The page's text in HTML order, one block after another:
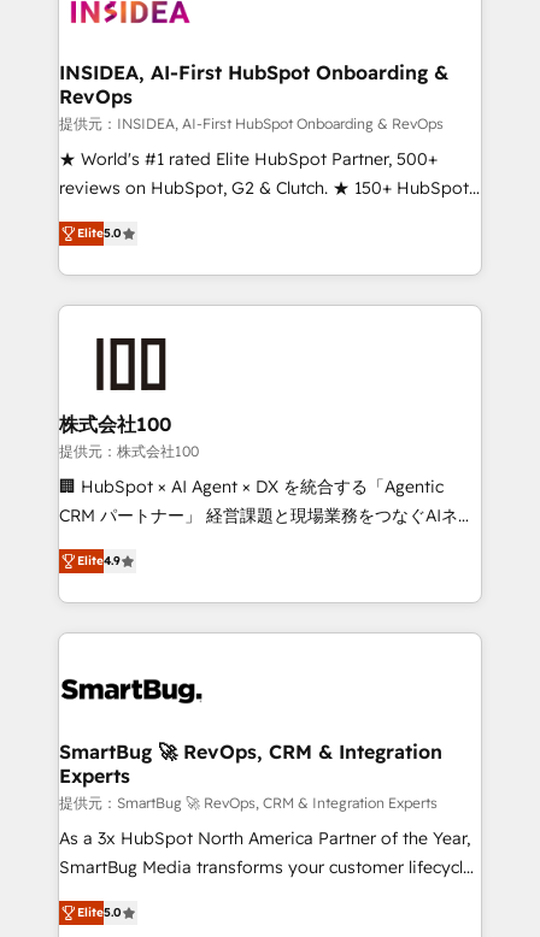
INSIDEA, AI-First HubSpot Onboarding &
RevOps
提供元：INSIDEA, AI-First HubSpot Onboarding & RevOps
★ World's #1 rated Elite HubSpot Partner, 500+
reviews on HubSpot, G2 & Clutch. ★ 150+ HubSpot
Certified Experts & Trainers across the team ★
1,500+ implementations across five continents ★ AI-
First, RevOps-led, Onboarding obsessed ★
Company of the Year 2024/25 INSIDEA helps
and build AI-powered workflows that drive adoption
from week one, in your time zone. What we do ➤
Onboarding: Live in weeks, with workflows built
around your business, not a template. ➤ Migration:
Move from any legacy CRM. Zero downtime, full data
run your revenue process. Sales, marketing, and
service wired together. ➤ AI and Integrations: Layer
tune-ups, feature rollouts, adoption coaching. Buying
HubSpot, switching to it, or reviving a stale portal?
We are built for the work.
Elite5.0
株式会社100
提供元：株式会社100
🏢 HubSpot × AI Agent × DX を統合する「Agentic
CRM パートナー」 経営課題と現場業務をつなぐAIネイ
ティブ・エージェンシーとして、HubSpot Eliteの実装
力で顧客フロント業務を再設計します。 💡 100inc は何
をする会社か？ HubSpotを共通基盤に、AIエージェン
トを組み込んだ顧客フロント業務（マーケティング・営
ィブ・エージェンシーです。事業部・グループ会社・部
を、CRMを軸とした全社共通基盤に再構築します。意
思決定者・PMO・現場担当者に並走します。 1️⃣
HubSpot導入・活用支援 顧客データの一元化から、
GTMの見える化・自動化まで。全Hub統合運用、デー
タ品質設計、グループ横断のCRM統合に対応します。
の一部をAIが自律実行する組織への移行を設計・実装。
Elite4.9
SmartBug 🚀 RevOps, CRM & Integration
Experts
提供元：SmartBug 🚀 RevOps, CRM & Integration Experts
As a 3x HubSpot North America Partner of the Year,
SmartBug Media transforms your customer lifecycle
into a revenue engine. Our unified ecosystem
includes specialized divisions Globalia (AI &
Elite5.0